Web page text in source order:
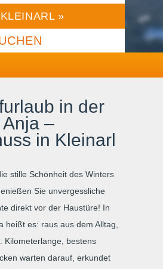
»
in der
–
in Kleinarl
stille Schönheit des Winters
Sie unvergessliche
direkt vor der Haustüre! In
heißt es: raus aus dem Alltag,
Kilometerlange, bestens
warten darauf, erkundet